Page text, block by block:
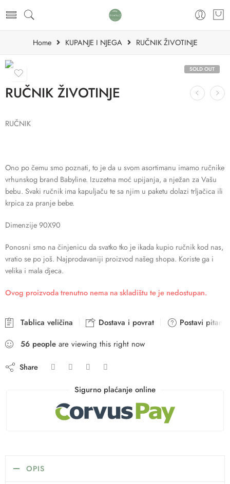
Home KUPANJE I NJEGA RUČNIK ŽIVOTINJE
SOLD OUT
RUČNIK ŽIVOTINJE
RUČNIK
Ono po čemu smo poznati, to je da u svom asortimanu imamo ručnike
vrhunskog brand Babyline. Izuzetna moć upijanja, a nježan za Vašu
bebu. Svaki ručnik ima kapuljaču te sa njim u paketu dolazi trljačica ili
krpica za pranje bebe.
Dimenzije 90X90
Ponosni smo na činjenicu da svatko tko je ikada kupio ručnik kod nas,
vratio se po još. Najprodavaniji proizvod našeg shopa. Koriste ga i
velika i mala djeca.
Ovog proizvoda trenutno nema na skladištu te je nedostupan.
Tablica veličina Dostava i povrat
Postavi pitanje
56 people are viewing this right now
Share
Sigurno plaćanje online
OPIS